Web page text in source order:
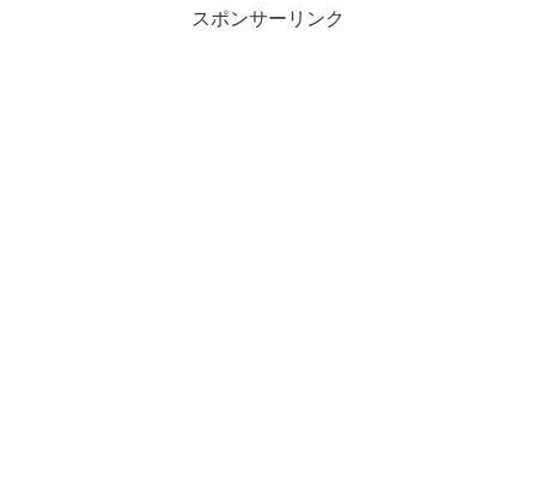
スポンサーリンク